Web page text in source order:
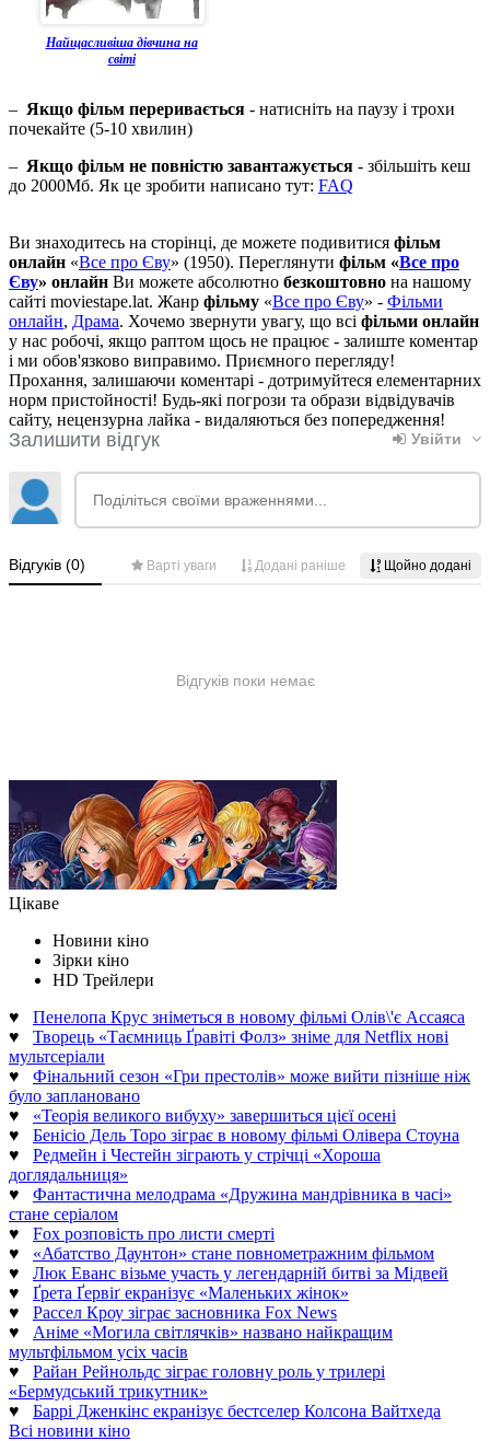
Найщасливіша дівчина на
світі
– Якщо фільм переривається - натисніть на паузу і трохи
почекайте (5-10 хвилин)
– Якщо фільм не повністю завантажується - збільшіть кеш
до 2000Мб. Як це зробити написано тут: FAQ
Ви знаходитесь на сторінці, де можете подивитися фільм
онлайн «Все про Єву» (1950). Переглянути фільм «Все про
Єву» онлайн Ви можете абсолютно безкоштовно на нашому
сайті moviestape.lat. Жанр фільму «Все про Єву» - Фільми
онлайн, Драма. Хочемо звернути увагу, що всі фільми онлайн
у нас робочі, якщо раптом щось не працює - залиште коментар
і ми обов'язково виправимо. Приємного перегляду!
Прохання, залишаючи коментарі - дотримуйтеся елементарних
норм пристойності! Будь-які погрози та образи відвідувачів
сайту, нецензурна лайка - видаляються без попередження!
Цікаве
Новини кіно
Зірки кіно
HD Трейлери
♥ Пенелопа Крус зніметься в новому фільмі Олів\'є Ассаяса
♥ Творець «Таємниць Ґравіті Фолз» зніме для Netflix нові
мультсеріали
♥ Фінальний сезон «Гри престолів» може вийти пізніше ніж
було заплановано
♥ «Теорія великого вибуху» завершиться цієї осені
♥ Бенісіо Дель Торо зіграє в новому фільмі Олівера Стоуна
♥ Редмейн і Честейн зіграють у стрічці «Хороша
доглядальниця»
♥ Фантастична мелодрама «Дружина мандрівника в часі»
стане серіалом
♥ Fox розповість про листи смерті
♥ «Абатство Даунтон» стане повнометражним фільмом
♥ Люк Еванс візьме участь у легендарній битві за Мідвей
♥ Ґрета Ґервіґ екранізує «Маленьких жінок»
♥ Рассел Кроу зіграє засновника Fox News
♥ Аніме «Могила світлячків» названо найкращим
мультфільмом усіх часів
♥ Райан Рейнольдс зіграє головну роль у трилері
«Бермудський трикутник»
♥ Баррі Дженкінс екранізує бестселер Колсона Вайтхеда
Всі новини кіно